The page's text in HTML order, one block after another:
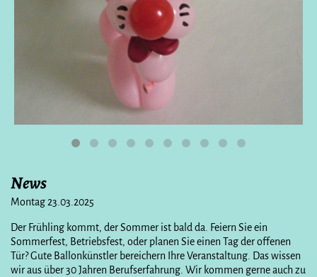
News
Montag 23.03.2025
Der Frühling kommt, der Sommer ist bald da. Feiern Sie ein
Sommerfest, Betriebsfest, oder planen Sie einen Tag der offenen
Tür? Gute Ballonkünstler bereichern Ihre Veranstaltung. Das wissen
wir aus über 30 Jahren Berufserfahrung. Wir kommen gerne auch zu